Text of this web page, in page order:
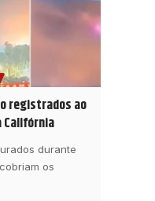
registrados ao
Califórnia
durante
os